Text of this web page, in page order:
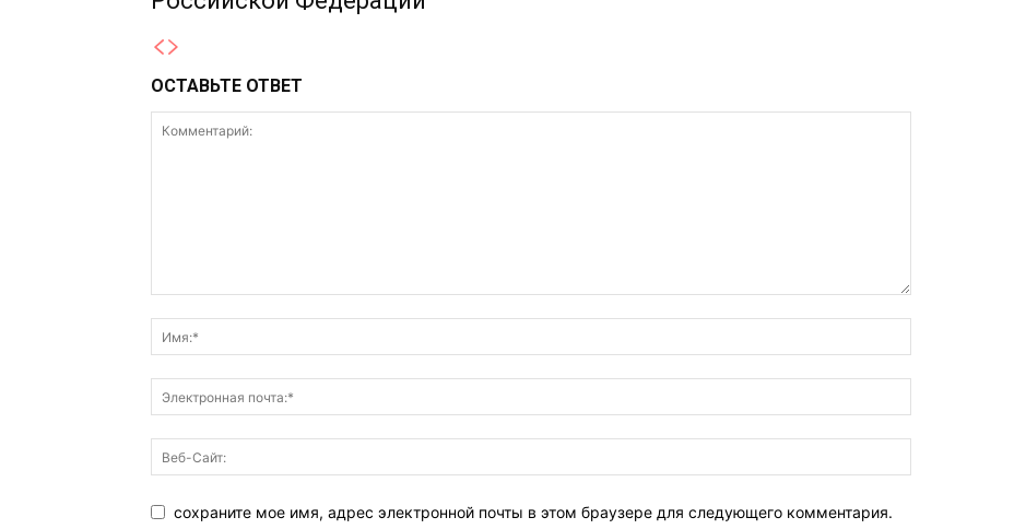
ОСТАВЬТЕ ОТВЕТ
сохраните мое имя, адрес электронной почты в этом браузере для следующего комментария.